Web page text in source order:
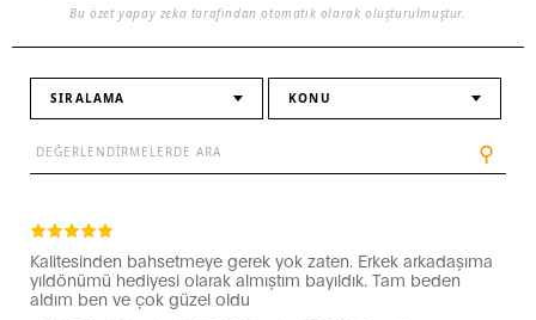
Bu özet yapay zeka tarafından otomatik olarak oluşturulmuştur.
SIRALAMA KONU
⚲
Kalitesinden bahsetmeye gerek yok zaten. Erkek arkadaşıma
yıldönümü hediyesi olarak almıştım bayıldık. Tam beden
aldım ben ve çok güzel oldu